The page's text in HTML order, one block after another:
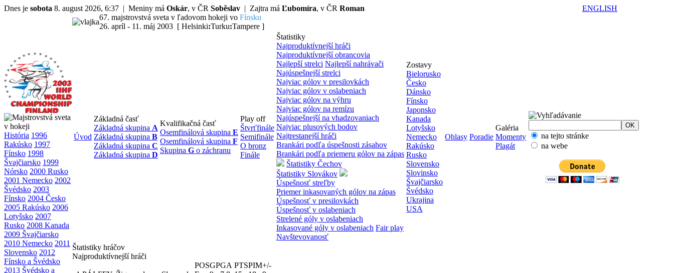
Dnes je sobota 8. august 2026, 6:37 | Meniny má Oskár, v ČR Soběslav | Zajtra má Ľubomíra, v ČR Roman ENGLISH
História 1996
Rakúsko 1997
Fínsko 1998
Švajčiarsko 1999
Nórsko 2000 Rusko
2001 Nemecko 2002
Švédsko 2003
Fínsko 2004 Česko
2005 Rakúsko 2006
Lotyšsko 2007
Rusko 2008 Kanada
2009 Švajčiarsko
2010 Nemecko 2011
Slovensko 2012
Fínsko a Švédsko
2013 Švédsko a
67. majstrovstvá sveta v ľadovom hokeji vo Fínsku
26. apríl - 11. máj 2003 [ Helsinki:Turku:Tampere ]
Úvod
Základná časť
Základná skupina A
Základná skupina B
Základná skupina C
Základná skupina D
Kvalifikačná časť
Osemfinálová skupina E
Osemfinálová skupina F
Skupina G o záchranu
Play off
Štvrťfinále
Semifinále
O bronz
Finále
Štatistiky
Najproduktívnejší hráči
Najproduktívnejší obrancovia
Najlepší strelci Najlepší nahrávači
Najúspešnejší strelci
Najviac gólov v presilovkách
Najviac gólov v oslabeniach
Najviac gólov na výhru
Najviac gólov na remízu
Najúspešnejší na vhadzovaniach
Najviac plusových bodov
Najtrestanejší hráči
Brankári podľa úspešnosti zásahov
Brankári podľa priemeru gólov na zápas
Štatistiky Čechov
Štatistiky Slovákov
Úspešnosť streľby
Priemer inkasovaných gólov na zápas
Úspešnosť v presilovkách
Úspešnosť v oslabeniach
Strelené góly v oslabeniach
Inkasované góly v oslabeniach Fair play
Navštevovanosť
Zostavy
Bielorusko
Česko
Dánsko
Fínsko
Japonsko
Kanada
Lotyšsko
Nemecko
Rakúsko
Rusko
Slovensko
Slovinsko
Švajčiarsko
Švédsko
Ukrajina
USA
Ohlasy Poradie
Galéria
Momenty
Plagát
Štatistiky hráčov
Najproduktívnejší hráči
POSGPGA PTSPIM+/-
na tejto stránke
na webe